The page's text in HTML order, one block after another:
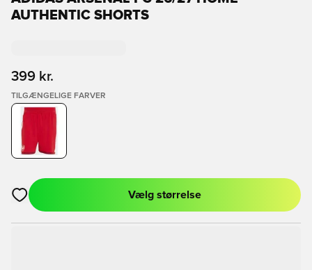
AUTHENTIC SHORTS
399 kr.
TILGÆNGELIGE FARVER
Åbner en Modal til at logge ind eller tilmelde dig som medlem
Vælg størrelse